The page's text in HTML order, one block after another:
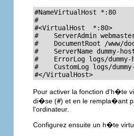
#NameVirtualHost *:80
#
#<VirtualHost  *:80>
#    ServerAdmin
#    DocumentRoot /www/
#    ServerName dummy-
#    ErrorLog logs/dummy-
#    CustomLog logs/
#</VirtualHost>
Pour activer la fonction d'h�te
di�se (#) et en le rempla�ant
l'ordinateur.
Configurez ensuite un h�te